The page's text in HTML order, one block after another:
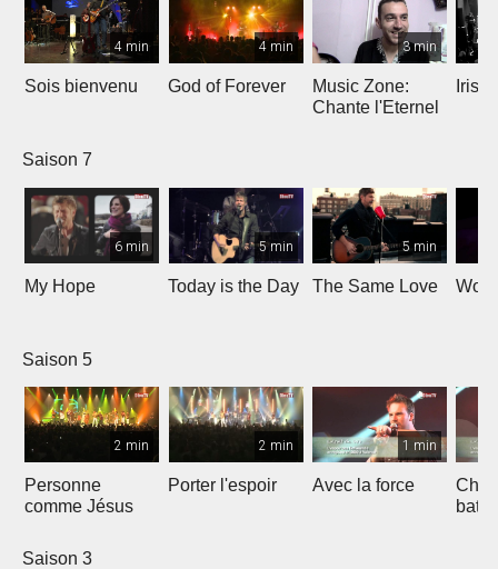
4 min
Sois bienvenu
4 min
God of Forever
3 min
Music Zone:
Chante l'Eternel
Irish
Saison 7
6 min
My Hope
5 min
Today is the Day
5 min
The Same Love
Saison 5
2 min
Personne
comme Jésus
2 min
Porter l'espoir
1 min
Avec la force
Saison 3